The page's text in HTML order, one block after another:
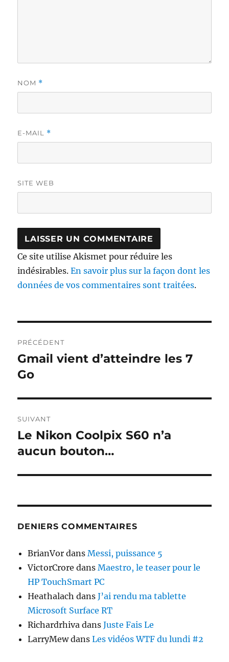
NOM *
E-MAIL *
SITE WEB
Ce site utilise Akismet pour réduire les
indésirables.En savoir plus sur la façon dont les
données de vos commentaires sont traitées.
de
l’article
PRÉCÉDENT
Publication
précédente :
Gmail vient d’atteindre les 7
Go
SUIVANT
Publication
suivante :
Le Nikon Coolpix S60 n’a
aucun bouton…
DENIERS COMMENTAIRES
BrianVor dansMessi, puissance 5
VictorCrore dansMaestro, le teaser pour le
HP TouchSmart PC
Heathalach dansJ’ai rendu ma tablette
Microsoft Surface RT
Richardrhiva dansJuste Fais Le
LarryMewdansLes vidéos WTF du lundi #2